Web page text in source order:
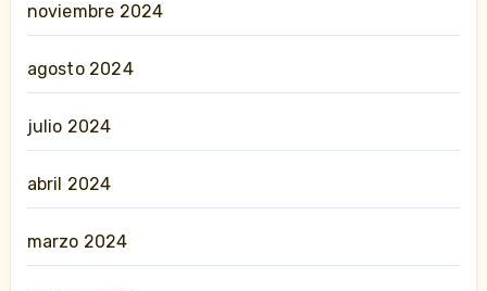
noviembre 2024
agosto 2024
julio 2024
abril 2024
marzo 2024